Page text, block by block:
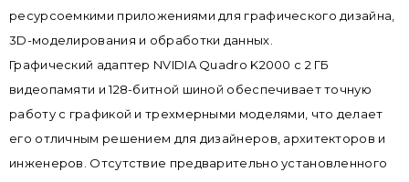
ресурсоемкими приложениями для графического дизайна,
3D-моделирования и обработки данных.
Графический адаптер NVIDIA Quadro K2000 с 2 ГБ
видеопамяти и 128-битной шиной обеспечивает точную
работу с графикой и трехмерными моделями, что делает
его отличным решением для дизайнеров, архитекторов и
инженеров. Отсутствие предварительно установленного